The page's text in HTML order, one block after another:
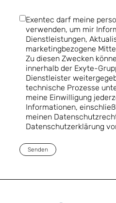
Exentec darf meine
verwenden, um mir
Dienstleistungen,
marketingbezogene
Zu diesen Zwecken
innerhalb der Exyte-
Dienstleister
technische Prozesse
meine Einwilligung
Informationen,
meinen
Datenschutzerklärung
Senden